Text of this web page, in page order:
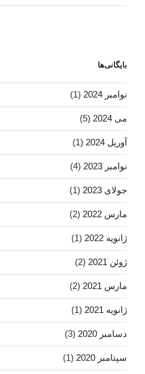
بایگانی‌ها
نوامبر 2024 (1)
می 2024 (5)
آوریل 2024 (1)
نوامبر 2023 (4)
جولای 2023 (1)
مارس 2022 (2)
ژانویه 2022 (1)
ژوئن 2021 (2)
مارس 2021 (2)
ژانویه 2021 (1)
دسامبر 2020 (3)
سپتامبر 2020 (1)